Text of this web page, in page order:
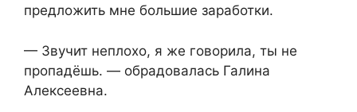
предложить мне большие заработки.
— Звучит неплохо, я же говорила, ты не
пропадёшь. — обрадовалась Галина
Алексеевна.